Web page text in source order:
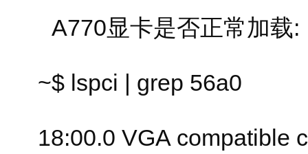
A770显卡是否正常加载:
~$ lspci | grep 56a0
18:00.0 VGA compatible